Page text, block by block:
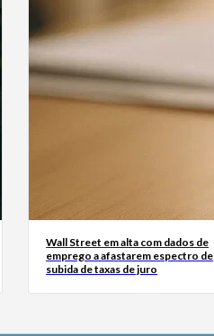
Wall Street em alta com dados de
emprego a afastarem espectro de
subida de taxas de juro